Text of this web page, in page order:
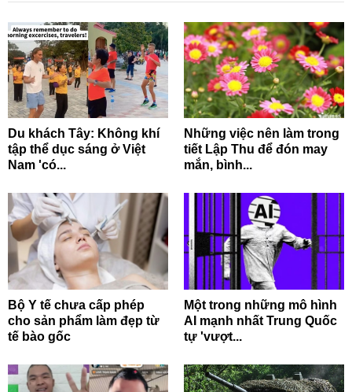
Du khách Tây: Không khí
tập thể dục sáng ở Việt
Nam 'có...
Những việc nên làm trong
tiết Lập Thu để đón may
mắn, bình...
Bộ Y tế chưa cấp phép
cho sản phẩm làm đẹp từ
tế bào gốc
Một trong những mô hình
AI mạnh nhất Trung Quốc
tự 'vượt...